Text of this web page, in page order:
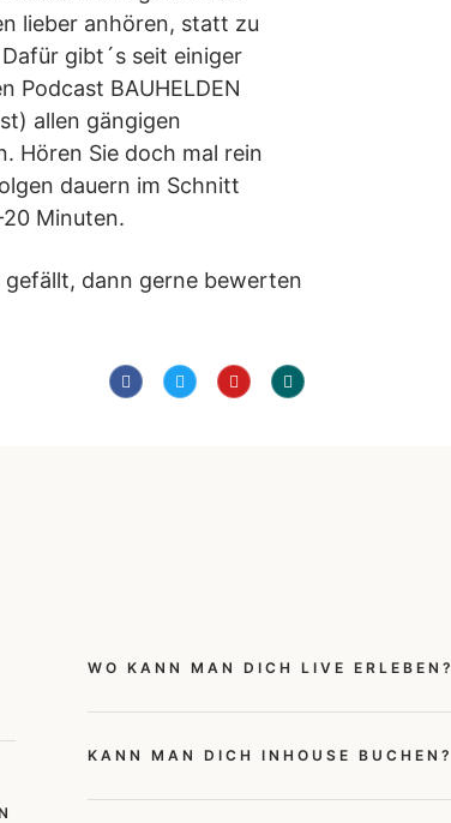
lieber anhören, statt zu
Dafür gibt´s seit einiger
Podcast BAUHELDEN
allen gängigen
Hören Sie doch mal rein
dauern im Schnitt
Minuten.
gefällt, dann gerne bewerten
WO KANN MAN DICH LIVE ERLEBEN?
KANN MAN DICH INHOUSE BUCHEN?